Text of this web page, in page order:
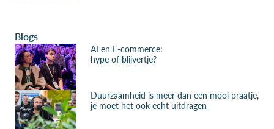
Blogs
AI en E-commerce:
hype of blijvertje?
Duurzaamheid is meer dan een mooi praatje,
je moet het ook echt uitdragen